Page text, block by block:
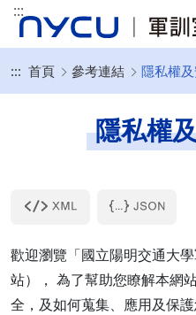
:::
::: 首頁 參考連結 隱私權
隱私權
歡迎瀏覽「國立陽明交通大
站）， 為了幫助您瞭解本網
全，及如何蒐集、應用及保